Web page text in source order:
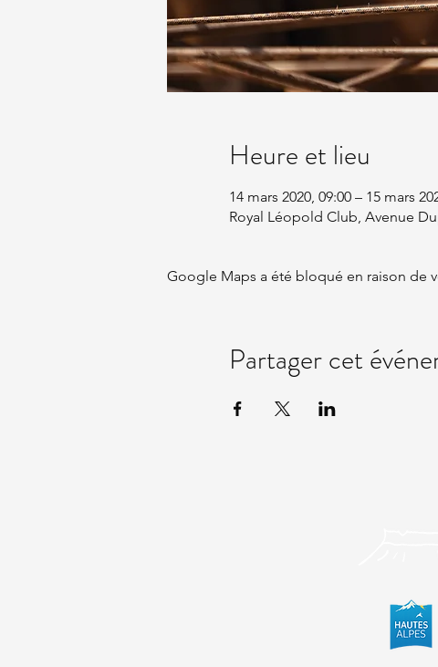
Heure et lieu
14 mars 2020, 09:00 – 15 mars
Royal Léopold Club, Avenue
Google Maps a été bloqué en raison de
Partager cet